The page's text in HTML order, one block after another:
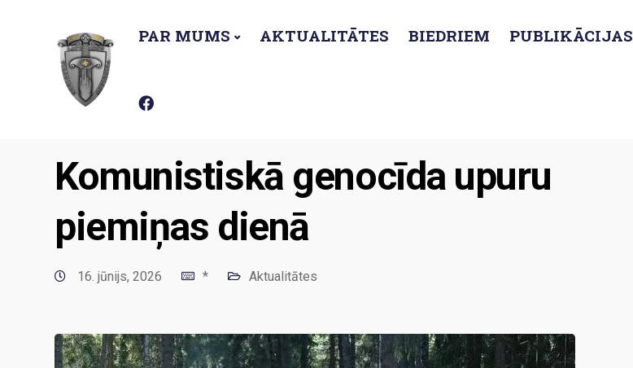
PAR MUMS AKTUALITĀTES BIEDRIEM PUBLIKĀCIJAS
Komunistiskā genocīda upuru
piemiņas dienā
16. jūnijs, 2026 * Aktualitātes